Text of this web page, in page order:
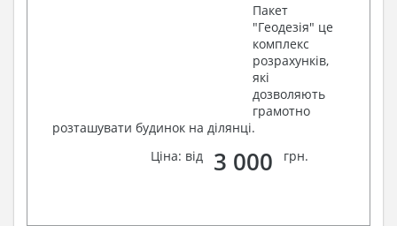
Пакет
"Геодезія" це
комплекс
розрахунків,
які
дозволяють
грамотно
розташувати будинок на ділянці.
Ціна: від
3 000 грн.